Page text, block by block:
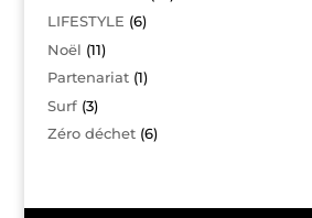
LIFESTYLE (6)
Noël (11)
Partenariat(1)
Surf(3)
Zéro déchet(6)